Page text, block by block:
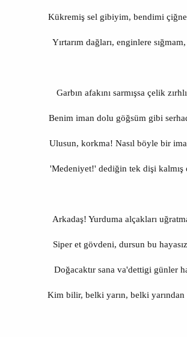
Kükremiş sel gibiyim, bendimi
Yırtarım dağları, enginlere sığmam,
Garbın afakını sarmışsa çelik
Benim iman dolu göğsüm gibi
Ulusun, korkma! Nasıl böyle bir
'Medeniyet!' dediğin tek dişi kalmış
Arkadaş! Yurduma alçakları
Siper et gövdeni, dursun bu
Doğacaktır sana va'dettigi günler
Kim bilir, belki yarın, belki yarından